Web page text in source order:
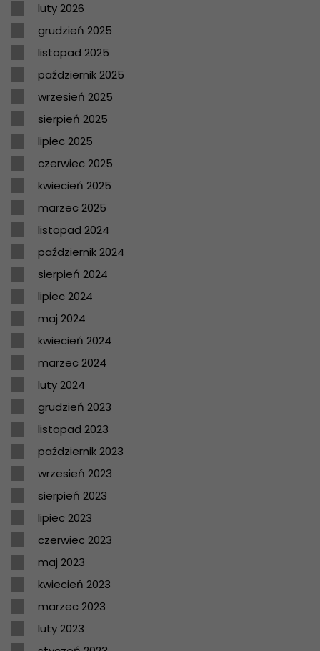
luty 2026
grudzień 2025
listopad 2025
październik 2025
wrzesień 2025
sierpień 2025
lipiec 2025
czerwiec 2025
kwiecień 2025
marzec 2025
listopad 2024
październik 2024
sierpień 2024
lipiec 2024
maj 2024
kwiecień 2024
marzec 2024
luty 2024
grudzień 2023
listopad 2023
październik 2023
wrzesień 2023
sierpień 2023
lipiec 2023
czerwiec 2023
maj 2023
kwiecień 2023
marzec 2023
luty 2023